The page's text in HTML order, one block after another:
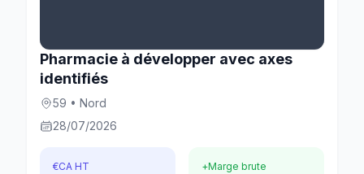
Pharmacie à développer avec axes
identifiés
59 • Nord
28/07/2026
€CA HT +Marge brute